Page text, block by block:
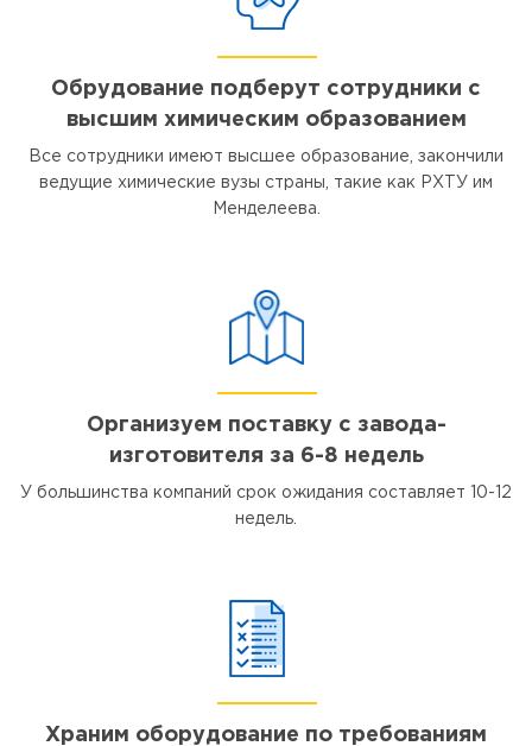
Обрудование подберут сотрудники с
высшим химическим образованием
Все сотрудники имеют высшее образование, закончили
ведущие химические вузы страны, такие как РХТУ им
Менделеева.
Организуем поставку с завода-
изготовителя за 6-8 недель
У большинства компаний срок ожидания составляет 10-12
недель.
Храним оборудование по требованиям